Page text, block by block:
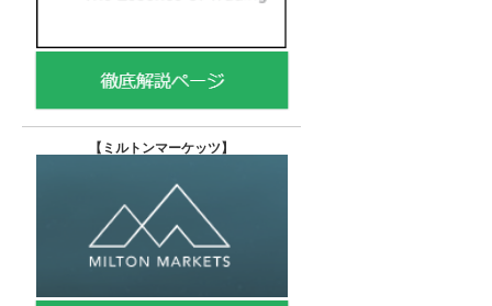
【 ミルトンマーケッツ】